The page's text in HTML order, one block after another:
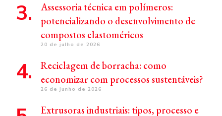
Assessoria técnica em polímeros:
potencializando o desenvolvimento de
compostos elastoméricos
20 de julho de 2026
Reciclagem de borracha: como
economizar com processos sustentáveis?
26 de junho de 2026
Extrusoras industriais: tipos, processo e